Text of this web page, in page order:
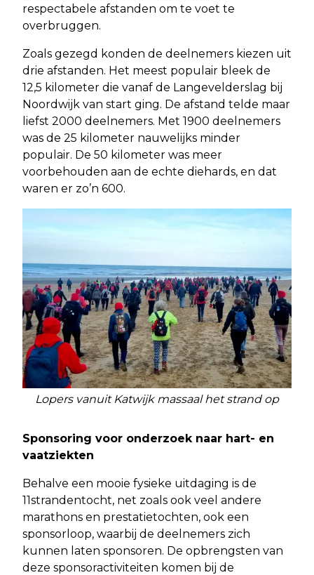
respectabele afstanden om te voet te
overbruggen.
Zoals gezegd konden de deelnemers kiezen uit
drie afstanden. Het meest populair bleek de
12,5 kilometer die vanaf de Langevelderslag bij
Noordwijk van start ging. De afstand telde maar
liefst 2000 deelnemers. Met 1900 deelnemers
was de 25 kilometer nauwelijks minder
populair. De 50 kilometer was meer
voorbehouden aan de echte diehards, en dat
waren er zo’n 600.
Lopers vanuit Katwijk massaal het strand op
Sponsoring voor onderzoek naar hart- en
vaatziekten
Behalve een mooie fysieke uitdaging is de
11strandentocht, net zoals ook veel andere
marathons en prestatietochten, ook een
sponsorloop, waarbij de deelnemers zich
kunnen laten sponsoren. De opbrengsten van
deze sponsoractiviteiten komen bij de